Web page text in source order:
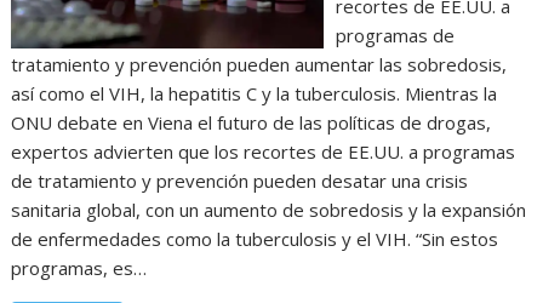
recortes de EE.UU. a
programas de
tratamiento y prevención pueden aumentar las sobredosis,
así como el VIH, la hepatitis C y la tuberculosis. Mientras la
ONU debate en Viena el futuro de las políticas de drogas,
expertos advierten que los recortes de EE.UU. a programas
de tratamiento y prevención pueden desatar una crisis
sanitaria global, con un aumento de sobredosis y la expansión
de enfermedades como la tuberculosis y el VIH. “Sin estos
programas, es…